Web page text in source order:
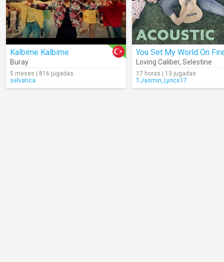
Kalbime Kalbime
Buray
5 meses | 816 jugadas
selvatica
You Set My World On
Loving Caliber, Selestine
17 horas | 13 jugadas
T.Jasmin_Lyrics17